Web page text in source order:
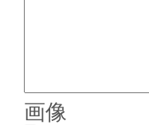
画像